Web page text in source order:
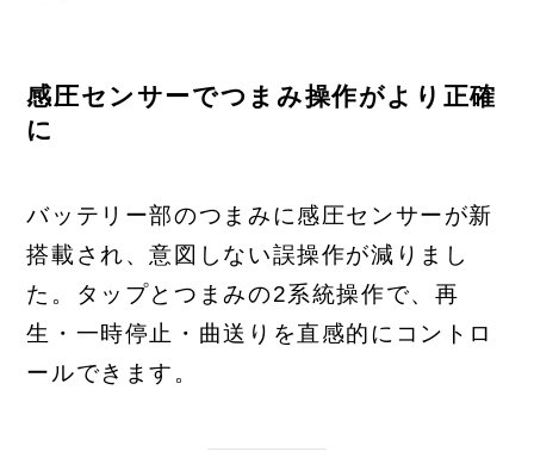
感圧センサーでつまみ操作がより正確
に
バッテリー部のつまみに感圧センサーが新
搭載され、意図しない誤操作が減りまし
た。タップとつまみの2系統操作で、再
生・一時停止・曲送りを直感的にコントロ
ールできます。